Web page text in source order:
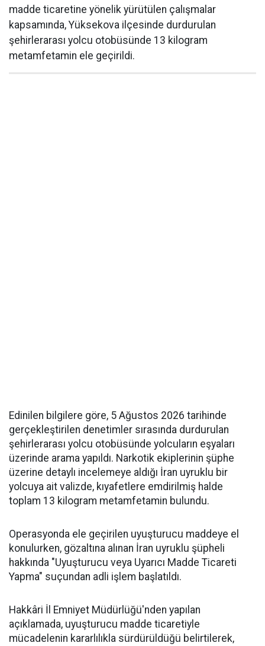
madde ticaretine yönelik yürütülen çalışmalar
kapsamında, Yüksekova ilçesinde durdurulan
şehirlerarası yolcu otobüsünde 13 kilogram
metamfetamin ele geçirildi.
Edinilen bilgilere göre, 5 Ağustos 2026 tarihinde
gerçekleştirilen denetimler sırasında durdurulan
şehirlerarası yolcu otobüsünde yolcuların eşyaları
üzerinde arama yapıldı. Narkotik ekiplerinin şüphe
üzerine detaylı incelemeye aldığı İran uyruklu bir
yolcuya ait valizde, kıyafetlere emdirilmiş halde
toplam 13 kilogram metamfetamin bulundu.
Operasyonda ele geçirilen uyuşturucu maddeye el
konulurken, gözaltına alınan İran uyruklu şüpheli
hakkında "Uyuşturucu veya Uyarıcı Madde Ticareti
Yapma" suçundan adli işlem başlatıldı.
Hakkâri İl Emniyet Müdürlüğü'nden yapılan
açıklamada, uyuşturucu madde ticaretiyle
mücadelenin kararlılıkla sürdürüldüğü belirtilerek,